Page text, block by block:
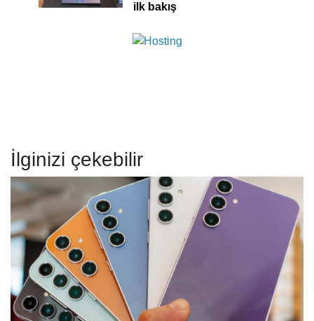
ilk bakış
İlginizi çekebilir